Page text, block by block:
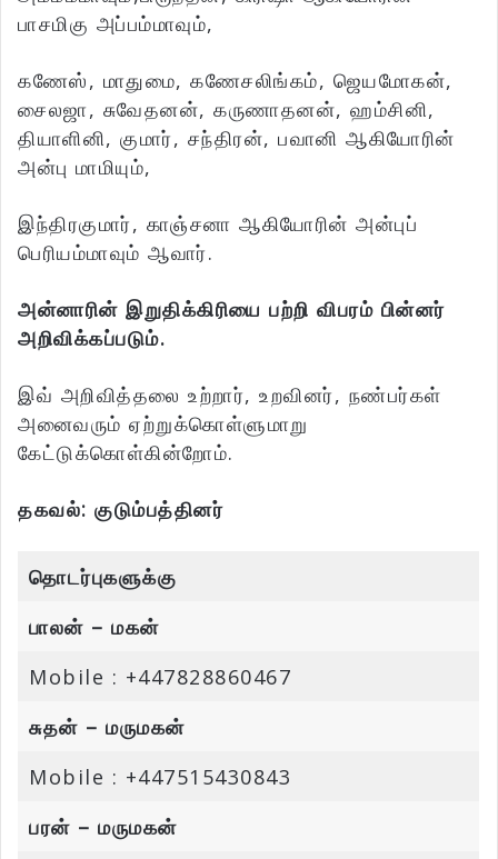
பாசமிகு அப்பம்மாவும்,
கணேஸ், மாதுமை, கணேசலிங்கம், ஜெயமோகன்,
சைலஜா, சுவேதனன், கருணாதனன், ஹம்சினி,
தியாளினி, குமார், சந்திரன், பவானி ஆகியோரின்
அன்பு மாமியும்,
இந்திரகுமார், காஞ்சனா ஆகியோரின் அன்புப்
பெரியம்மாவும் ஆவார்.
அன்னாரின் இறுதிக்கிரியை பற்றி விபரம் பின்னர்
அறிவிக்கப்படும்.
இவ் அறிவித்தலை உற்றார், உறவினர், நண்பர்கள்
அனைவரும் ஏற்றுக்கொள்ளுமாறு
கேட்டுக்கொள்கின்றோம்.
தகவல்: குடும்பத்தினர்
தொடர்புகளுக்கு
பாலன் – மகன்
Mobile : +447828860467
சுதன் – மருமகன்
Mobile : +447515430843
பரன் – மருமகன்